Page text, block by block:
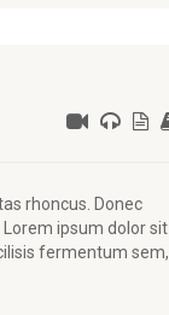
rhoncus. Donec
ipsum dolor sit
fermentum sem,